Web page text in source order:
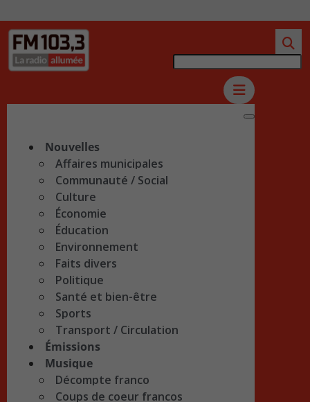
Nouvelles
Affaires municipales
Communauté / Social
Culture
Économie
Éducation
Environnement
Faits divers
Politique
Santé et bien-être
Sports
Transport / Circulation
Émissions
Musique
Décompte franco
Coups de coeur francos